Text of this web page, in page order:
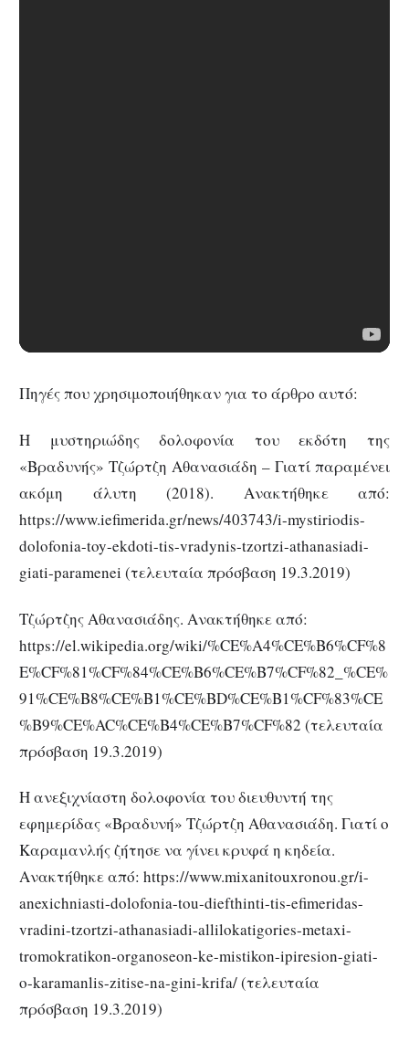
Πηγές που χρησιμοποιήθηκαν για το άρθρο αυτό:
Η μυστηριώδης δολοφονία του εκδότη της
«Βραδυνής» Τζώρτζη Αθανασιάδη – Γιατί παραμένει
ακόμη άλυτη (2018). Ανακτήθηκε από:
https://www.iefimerida.gr/news/403743/i-mystiriodis-
dolofonia-toy-ekdoti-tis-vradynis-tzortzi-athanasiadi-
giati-paramenei (τελευταία πρόσβαση 19.3.2019)
Τζώρτζης Αθανασιάδης. Ανακτήθηκε από:
https://el.wikipedia.org/wiki/%CE%A4%CE%B6%CF%8
E%CF%81%CF%84%CE%B6%CE%B7%CF%82_%CE%
91%CE%B8%CE%B1%CE%BD%CE%B1%CF%83%CE
%B9%CE%AC%CE%B4%CE%B7%CF%82 (τελευταία
πρόσβαση 19.3.2019)
Η ανεξιχνίαστη δολοφονία του διευθυντή της
εφημερίδας «Βραδυνή» Τζώρτζη Αθανασιάδη. Γιατί ο
Καραμανλής ζήτησε να γίνει κρυφά η κηδεία.
Ανακτήθηκε από: https://www.mixanitouxronou.gr/i-
anexichniasti-dolofonia-tou-diefthinti-tis-efimeridas-
vradini-tzortzi-athanasiadi-allilokatigories-metaxi-
tromokratikon-organoseon-ke-mistikon-ipiresion-giati-
o-karamanlis-zitise-na-gini-krifa/ (τελευταία
πρόσβαση 19.3.2019)